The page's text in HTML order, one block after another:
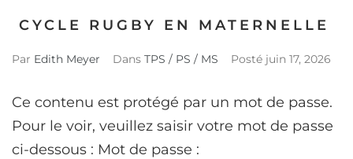
CYCLE RUGBY EN MATERNELLE
Par Edith Meyer Dans TPS / PS / MS Posté juin 17, 2026
Ce contenu est protégé par un mot de passe.
Pour le voir, veuillez saisir votre mot de passe
ci-dessous : Mot de passe :